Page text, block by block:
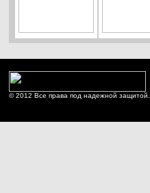
© 2012 Все права под надежной защитой.